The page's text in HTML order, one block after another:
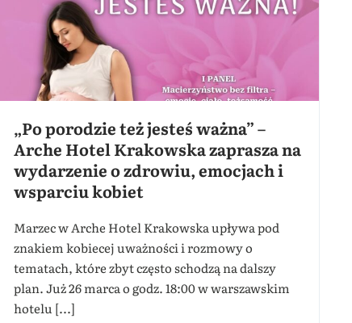
„Po porodzie też jesteś ważna” –
Arche Hotel Krakowska zaprasza na
wydarzenie o zdrowiu, emocjach i
wsparciu kobiet
Marzec w Arche Hotel Krakowska upływa pod
znakiem kobiecej uważności i rozmowy o
tematach, które zbyt często schodzą na dalszy
plan. Już 26 marca o godz. 18:00 w warszawskim
hotelu [...]